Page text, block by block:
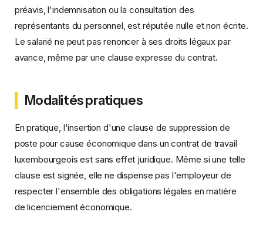
préavis, l'indemnisation ou la consultation des
représentants du personnel, est réputée nulle et non écrite.
Le salarié ne peut pas renoncer à ses droits légaux par
avance, même par une clause expresse du contrat.
Modalités pratiques
En pratique, l'insertion d'une clause de suppression de
poste pour cause économique dans un contrat de travail
luxembourgeois est sans effet juridique. Même si une telle
clause est signée, elle ne dispense pas l'employeur de
respecter l'ensemble des obligations légales en matière
de licenciement économique.